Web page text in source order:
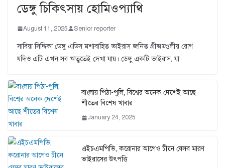
ডেঙ্গু চিকিৎসায় হোমিওপ্যাথি
August 11, 2025 Senior reporter
সাবিয়া সিদ্দিকা ডেঙ্গু এডিস মশাবাহিত ভাইরাস জনিত গ্রীষ্মমণ্ডলীয় রোগ
যদিও এটি এখন সব ঋতুতেই দেখা যায়। ডেঙ্গু একটি ভাইরাস, যা
বাংলায় পিঠা-পুলি, বিশ্বের অনেক দেশেই আছে
শীতের বিশেষ খাবার
January 24, 2025
এইচএমপিভি, করোনার আগেও চীনে যেসব মারণ
ভাইরাসের উৎপত্তি